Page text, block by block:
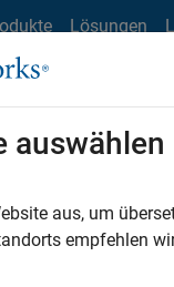
Lösungen
Requirements
&
auswählen
aus, um
empfehlen